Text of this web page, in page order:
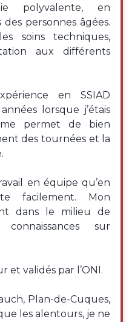
polyvalente, en
personnes âgées.
soins techniques,
aux différents
en SSIAD
lorsque j’étais
permet de bien
des tournées et la
en équipe qu’en
facilement. Mon
dans le milieu de
sur
et validés par l’ONI.
Plan-de-Cuques,
les alentours, je ne